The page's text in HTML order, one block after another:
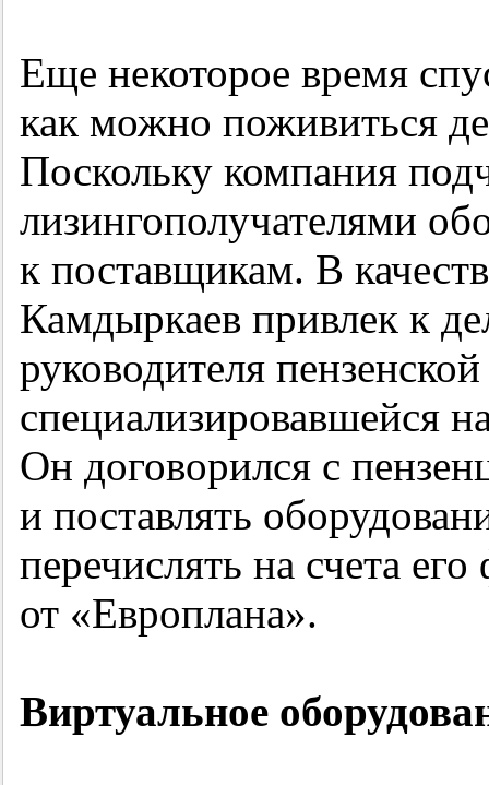
Еще некоторое время
как можно поживиться
Поскольку компания
лизингополучателями
к поставщикам. В
Камдыркаев привлек к
руководителя
специализировавшейся
Он договорился с
и поставлять
перечислять на счета
от «Европлана».
Виртуальное